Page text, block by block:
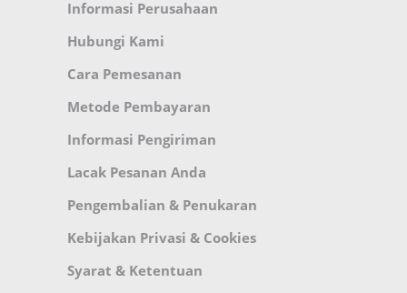
Informasi Perusahaan
Hubungi Kami
Cara Pemesanan
Metode Pembayaran
Informasi Pengiriman
Lacak Pesanan Anda
Pengembalian & Penukaran
Kebijakan Privasi & Cookies
Syarat & Ketentuan